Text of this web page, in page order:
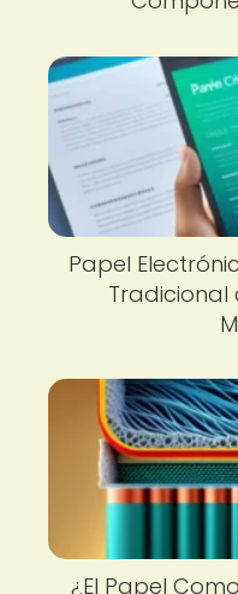
Papel
Tradicional
¿El Papel